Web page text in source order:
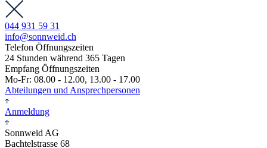
044 931 59 31
info@sonnweid.ch
Telefon Öffnungszeiten
24 Stunden während 365 Tagen
Empfang Öffnungszeiten
Mo-Fr: 08.00 - 12.00, 13.00 - 17.00
Abteilungen und Ansprechpersonen
Anmeldung
Sonnweid AG
Bachtelstrasse 68